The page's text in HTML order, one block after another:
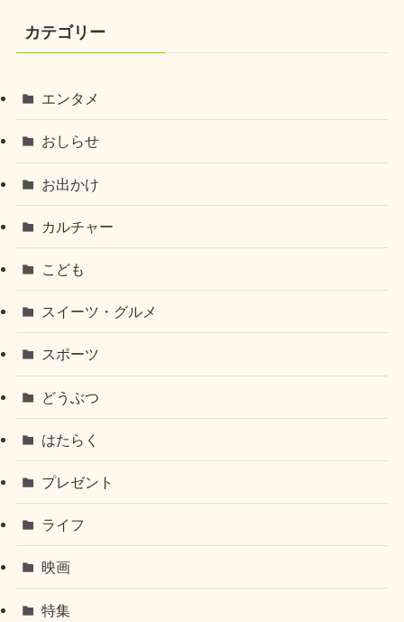
カテゴリー
エンタメ
おしらせ
お出かけ
カルチャー
こども
スイーツ・グルメ
スポーツ
どうぶつ
はたらく
プレゼント
ライフ
映画
特集